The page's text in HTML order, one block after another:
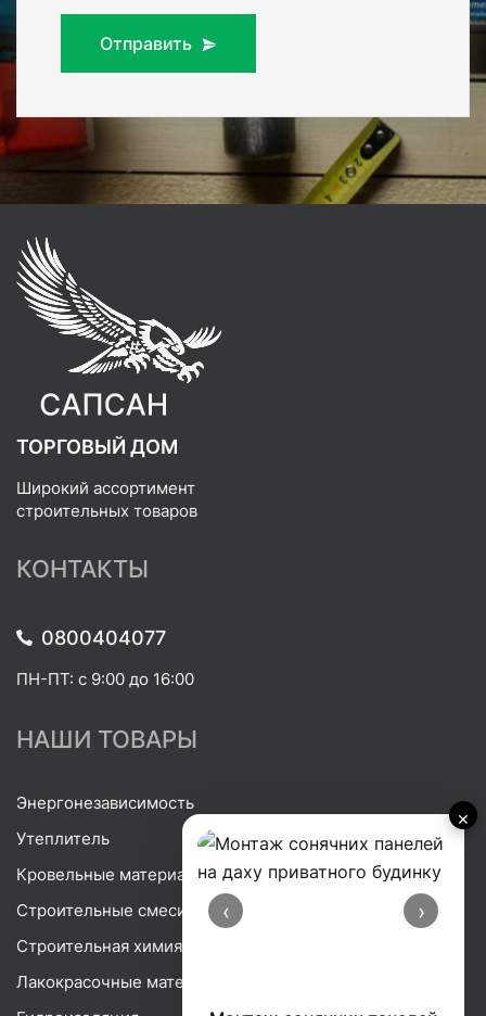
×
‹ ›
Отправить
ТОРГОВЫЙ ДОМ
Широкий ассортимент
строительных товаров
КОНТАКТЫ
0800404077
ПН-ПТ: с 9:00 до 16:00
НАШИ ТОВАРЫ
Энергонезависимость
Утеплитель
Кровельные материалы
Строительные смеси
Строительная химия
Лакокрасочные материалы